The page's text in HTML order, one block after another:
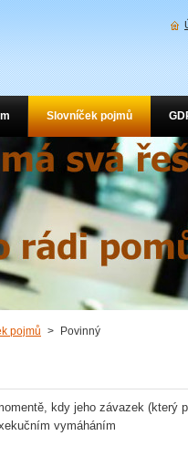
pojmů > Povinný
kdy jeho závazek (který
vymáháním
Slovníček pojmů